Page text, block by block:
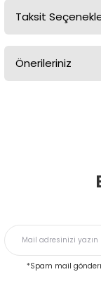
Taksit
Önerileriniz
Görüş ve
Ürün resmi
Ürün bilgilerinde
Bu ürüne benzer
*Spam mail